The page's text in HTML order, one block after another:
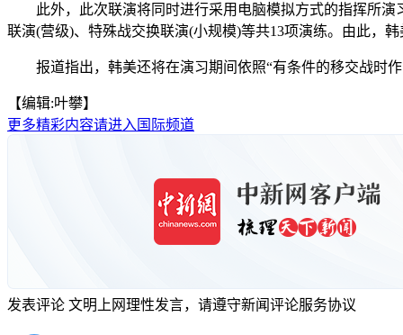
此外，此次联演将同时进行采用电脑模拟方式的指挥所演
联演(营级)、特殊战交换联演(小规模)等共13项演练。由此，
报道指出，韩美还将在演习期间依照“有条件的移交战时作
【编辑:叶攀】
更多精彩内容请进入国际频道
发表评论 文明上网理性发言，请遵守新闻评论服务协议